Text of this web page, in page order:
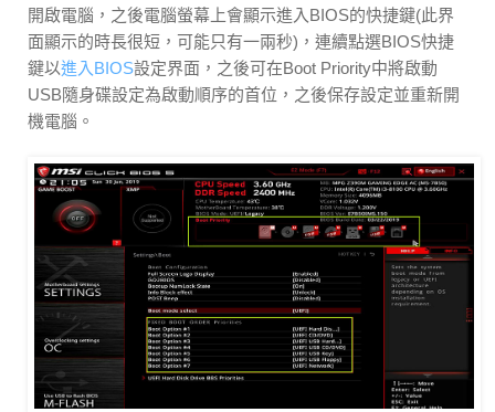
開啟電腦，之後電腦螢幕上會顯示進入BIOS的快捷鍵(此界
面顯示的時長很短，可能只有一兩秒)，連續點選BIOS快捷
鍵以進入BIOS設定界面，之後可在Boot Priority中將啟動
USB隨身碟設定為啟動順序的首位，之後保存設定並重新開
機電腦。